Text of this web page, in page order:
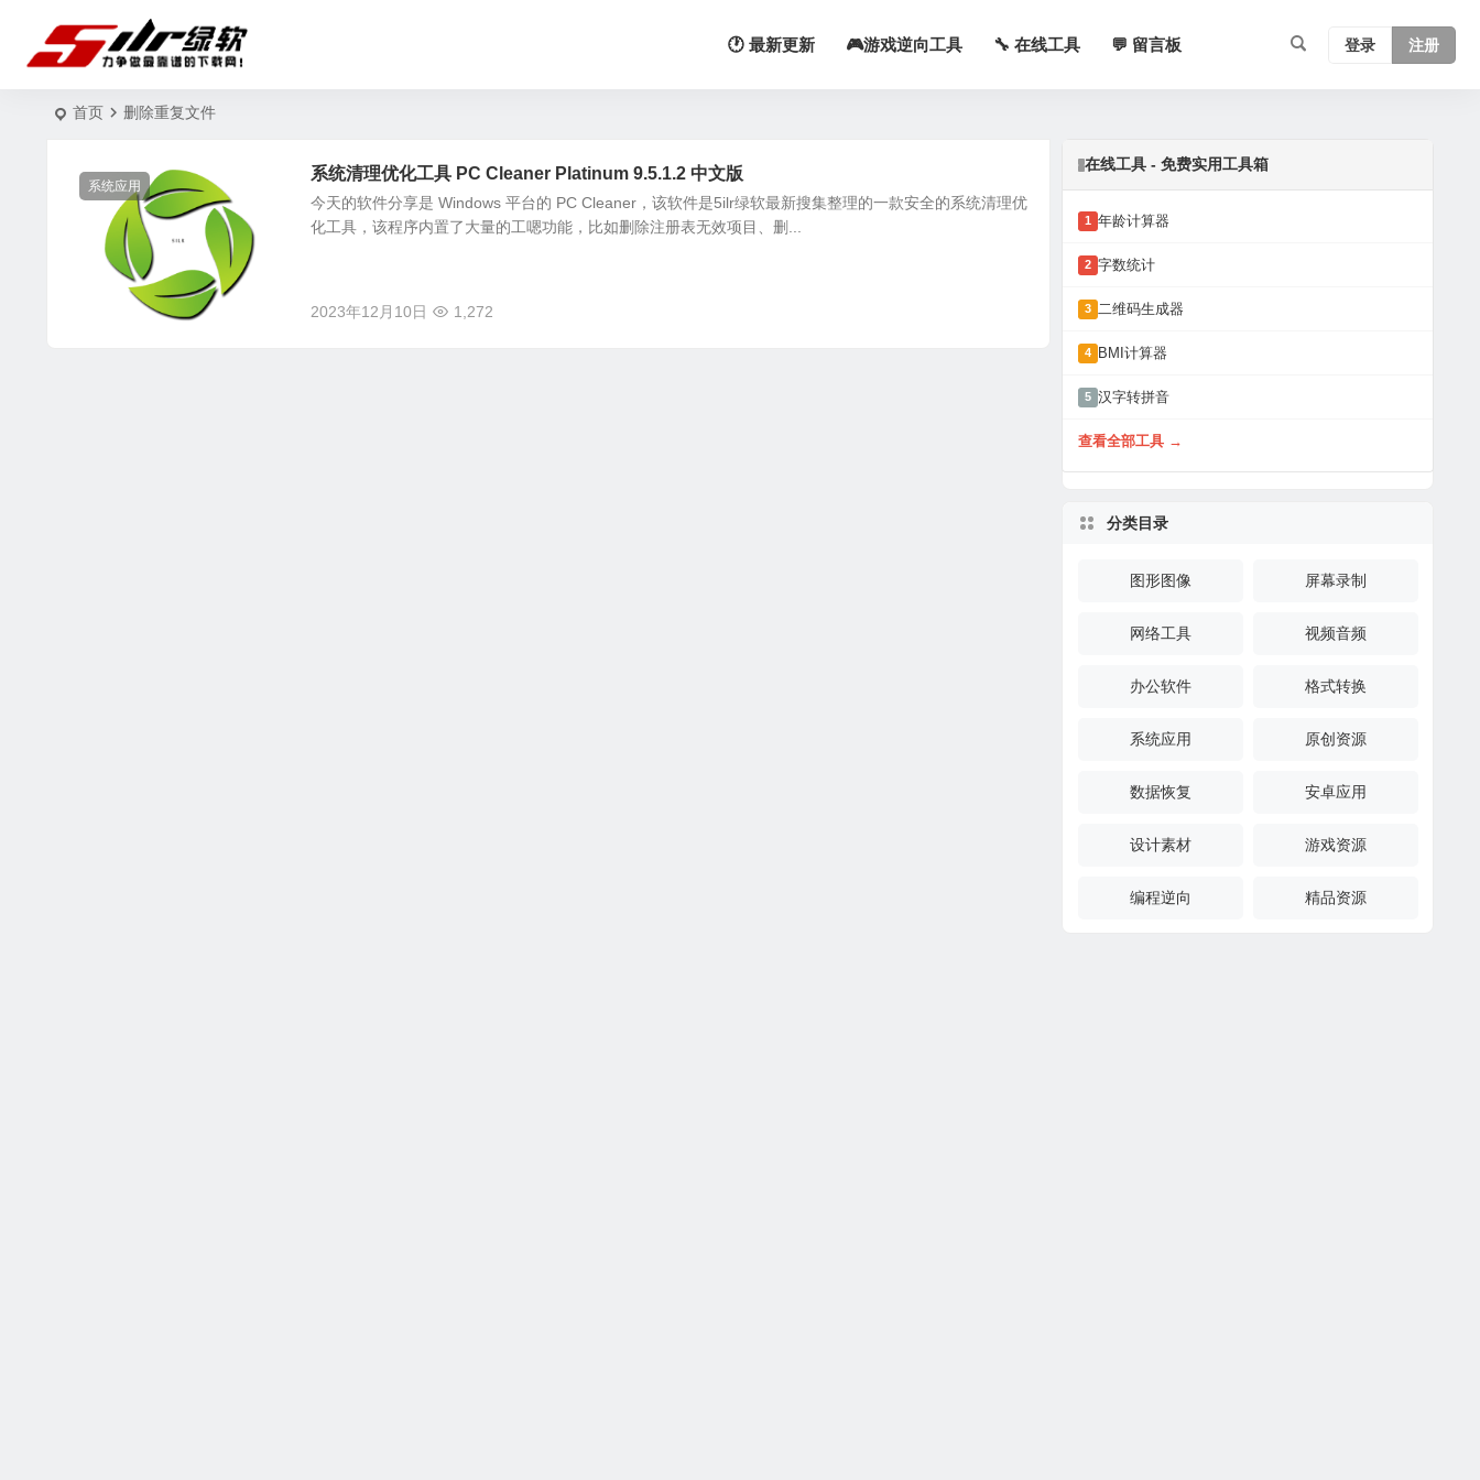
🕐 最新更新 🎮游戏逆向工具 🔧 在线工具 💬 留言板 登录 注册
首页 删除重复文件
系统应用
系统清理优化工具 PC Cleaner Platinum 9.5.1.2 中文版
今天的软件分享是 Windows 平台的 PC Cleaner，该软件是5ilr绿软最新搜集整理的一款安全的系统清理优
化工具，该程序内置了大量的工嗯功能，比如删除注册表无效项目、删...
2023年12月10日 1,272
在线工具 - 免费实用工具箱
1 年龄计算器
2 字数统计
3 二维码生成器
4 BMI计算器
5 汉字转拼音
查看全部工具 →
分类目录
图形图像 屏幕录制
网络工具 视频音频
办公软件 格式转换
系统应用 原创资源
数据恢复 安卓应用
设计素材 游戏资源
编程逆向 精品资源